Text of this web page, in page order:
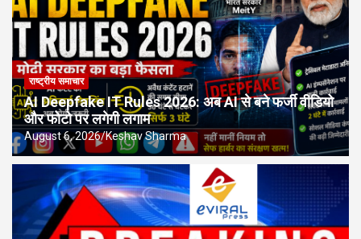
राष्ट्रीय समाचार
AI Deepfake IT Rules 2026: अब AI से बने फर्जी वीडियो
और फोटो पर लगेगी लगाम
August 6, 2026 Keshav Sharma